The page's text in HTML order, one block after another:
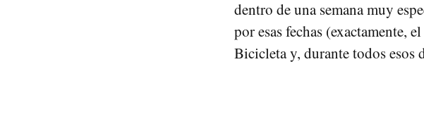
dentro de una semana muy
por esas fechas (exactamente,
Bicicleta y, durante todos esos